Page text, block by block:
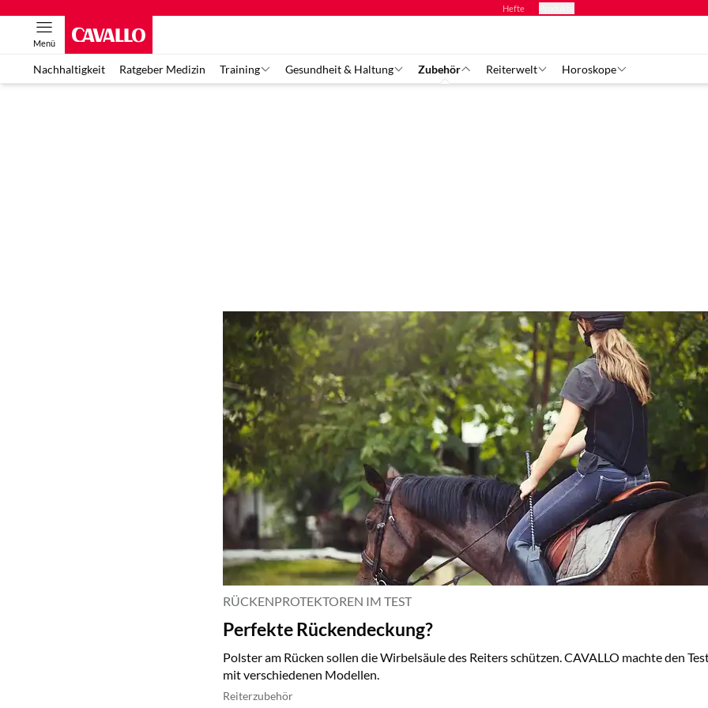
Hefte
Menü
Nachhaltigkeit Ratgeber Medizin Training Gesundheit & Haltung Zubehör Reiterwelt Horoskope
RÜCKENPROTEKTOREN IM TEST
Perfekte Rückendeckung?
Polster am Rücken sollen die Wirbelsäule des Reiters schützen. CAVALLO machte den
mit verschiedenen Modellen.
Reiterzubehör